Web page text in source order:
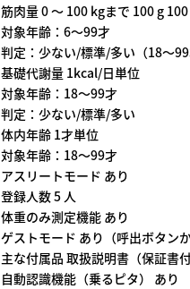
筋肉量 0 〜 100 kgまで 100 g
対象年齢：6〜99才
判定：少ない/標準/多い（18〜99
基礎代謝
対象年齢：18〜99才
判定：少ない/標準/多い
体内年齢 1才単位
対象年齢：18〜99才
アスリートモード あり
登録人数 5 人
体重のみ測定機能 あり
ゲストモード あり（呼出ボタンか
主な付属品 取扱説明書（保証
自動認識機能（乗るピタ） あり